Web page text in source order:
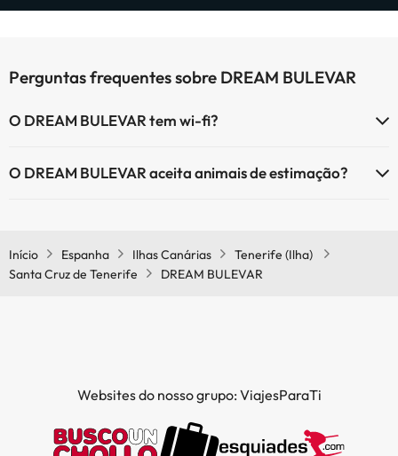
Perguntas frequentes sobre DREAM BULEVAR
O DREAM BULEVAR tem wi-fi?
O DREAM BULEVAR aceita animais de estimação?
Início Espanha Ilhas Canárias
Tenerife (Ilha)
Santa Cruz de Tenerife
DREAM BULEVAR
Websites do nosso grupo: ViajesParaTi